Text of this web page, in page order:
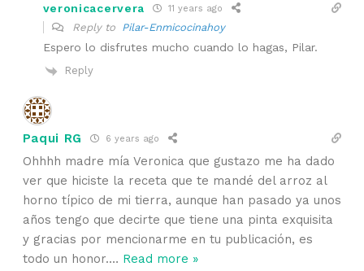
veronicacervera 11 years ago
Reply to Pilar-Enmicocinahoy
Espero lo disfrutes mucho cuando lo hagas, Pilar.
Reply
Paqui RG 6 years ago
Ohhhh madre mía Veronica que gustazo me ha dado
ver que hiciste la receta que te mandé del arroz al
horno típico de mi tierra, aunque han pasado ya unos
años tengo que decirte que tiene una pinta exquisita
y gracias por mencionarme en tu publicación, es
todo un honor.… Read more »